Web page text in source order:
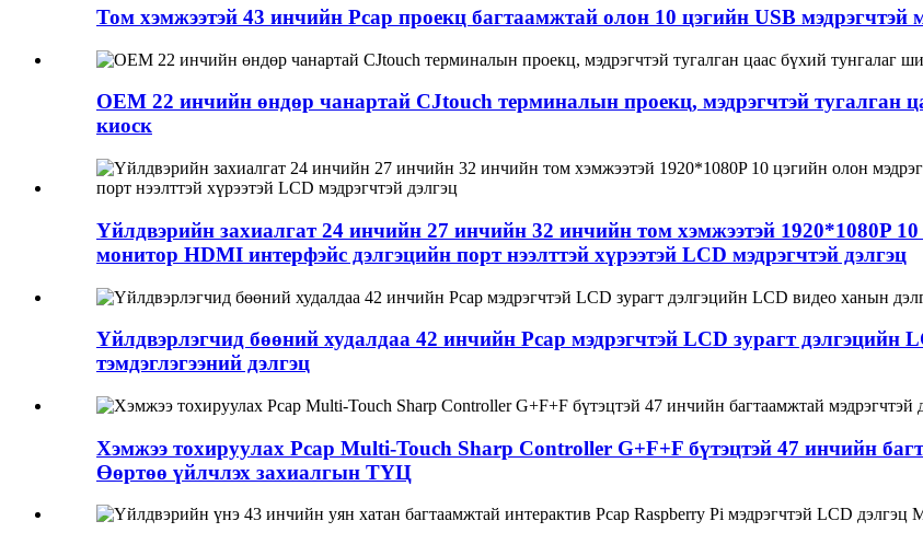
Том хэмжээтэй 43 инчийн Pcap проекц багтаамжтай олон 10 цэгийн USB мэдрэгчтэй
OEM 22 инчийн өндөр чанартай CJtouch терминалын проекц, мэдрэгчтэй тугалган
киоск
Үйлдвэрийн захиалгат 24 инчийн 27 инчийн 32 инчийн том хэмжээтэй 1920*1080P 10
монитор HDMI интерфэйс дэлгэцийн порт нээлттэй хүрээтэй LCD мэдрэгчтэй дэлгэц
Үйлдвэрлэгчид бөөний худалдаа 42 инчийн Pcap мэдрэгчтэй LCD зурагт дэлгэцийн
тэмдэглэгээний дэлгэц
Хэмжээ тохируулах Pcap Multi-Touch Sharp Controller G+F+F бүтэцтэй 47 инчийн
Өөртөө үйлчлэх захиалгын ТҮЦ